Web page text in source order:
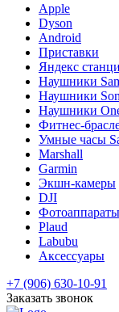
Apple
Dyson
Android
Приставки
Яндекс
Наушники
Наушники
Наушники
Фитнес-
Умные часы
Marshall
Garmin
Экшн-камеры
DJI
Plaud
Labubu
Аксессуары
+7 (906) 630-10-91
Заказать звонок